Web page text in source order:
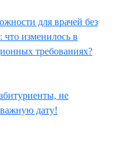
для врачей без
что изменилось в
требованиях?
не
дату!